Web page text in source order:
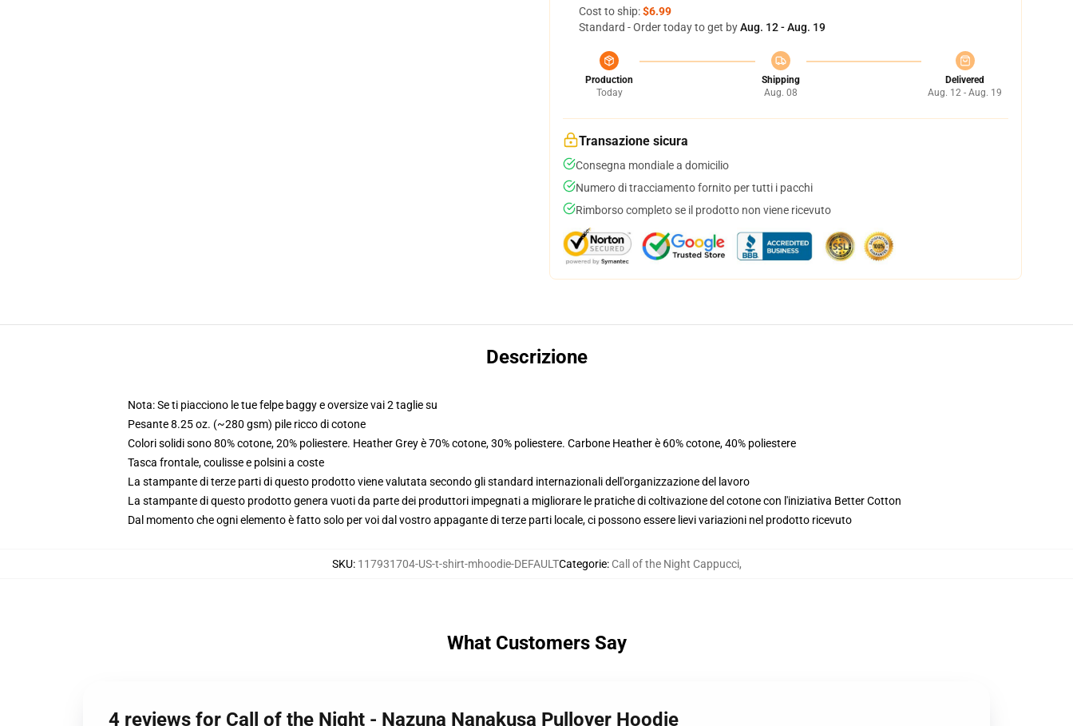
Cost to ship:$6.99
Standard - Order today to get byAug. 12 - Aug. 19
Production
Today
Shipping
Aug. 08
Delivered
Aug. 12 - Aug. 19
Transazione sicura
Consegna mondiale a domicilio
Numero di tracciamento fornito per tutti i pacchi
Rimborso completo se il prodotto non viene ricevuto
Descrizione
Nota: Se ti piacciono le tue felpe baggy e oversize vai 2 taglie su
Pesante 8.25 oz. (~280 gsm) pile ricco di cotone
Colori solidi sono 80% cotone, 20% poliestere. Heather Grey è 70% cotone, 30% poliestere. Carbone Heather è 60% cotone, 40% poliestere
Tasca frontale, coulisse e polsini a coste
La stampante di terze parti di questo prodotto viene valutata secondo gli standard internazionali dell'organizzazione del lavoro
La stampante di questo prodotto genera vuoti da parte dei produttori impegnati a migliorare le pratiche di coltivazione del cotone con l'iniziativa Better Cotton
Dal momento che ogni elemento è fatto solo per voi dal vostro appagante di terze parti locale, ci possono essere lievi variazioni nel prodotto ricevuto
SKU: 117931704-US-t-shirt-mhoodie-DEFAULTCategorie: Call of the Night Cappucci,
What Customers Say
4 reviews for Call of the Night - Nazuna Nanakusa Pullover Hoodie